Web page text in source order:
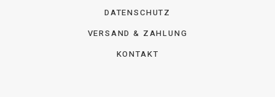
DATENSCHUTZ
VERSAND & ZAHLUNG
KONTAKT